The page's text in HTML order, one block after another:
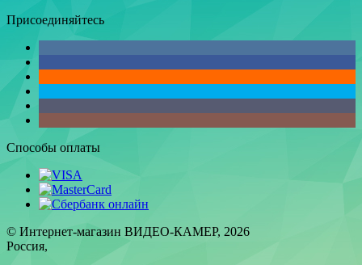
Присоединяйтесь
Способы оплаты
© Интернет-магазин ВИДЕО-КАМЕР, 2026
Россия,